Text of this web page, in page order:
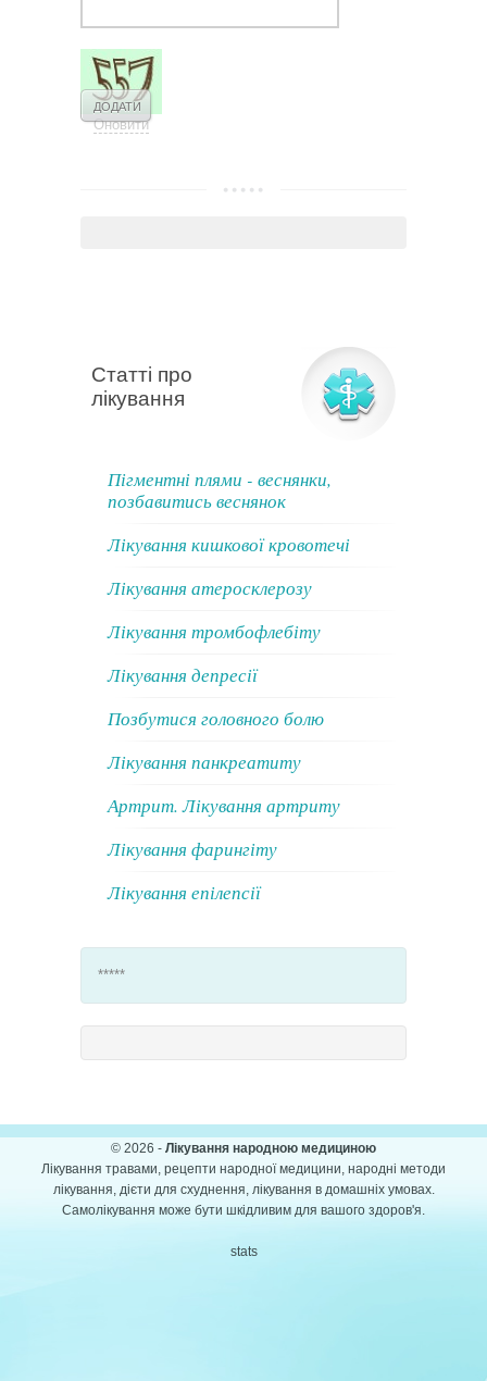
Оновити
Статті про
лікування
Пігментні плями - веснянки,
позбавитись веснянок
Лікування кишкової кровотечі
Лікування атеросклерозу
Лікування тромбофлебіту
Лікування депресії
Позбутися головного болю
Лікування панкреатиту
Артрит. Лікування артриту
Лікування фарингіту
Лікування епілепсії
*****
© 2026 - Лікування народною медициною
Лікування травами, рецепти народної медицини, народні методи
лікування, дієти для схуднення, лікування в домашніх умовах.
Самолікування може бути шкідливим для вашого здоров'я.
stats